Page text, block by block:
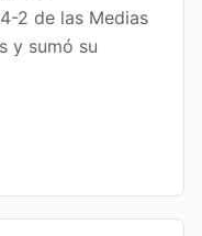
2 de las Medias
y sumó su